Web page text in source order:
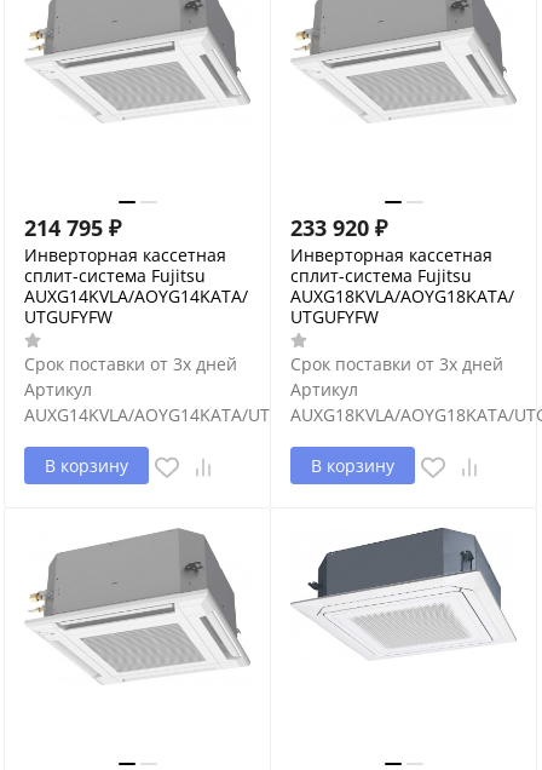
214 795 ₽
Инверторная кассетная
сплит-система Fujitsu
AUXG14KVLA/AOYG14KATA/
UTGUFYFW
Срок поставки от 3х дней
Артикул
AUXG14KVLA/AOYG14KATA/UTGUFYFW
В корзину
233 920 ₽
Инверторная кассетная
сплит-система Fujitsu
AUXG18KVLA/AOYG18KATA/
UTGUFYFW
Срок поставки от 3х дней
Артикул
AUXG18KVLA/AOYG18KATA/
В корзину